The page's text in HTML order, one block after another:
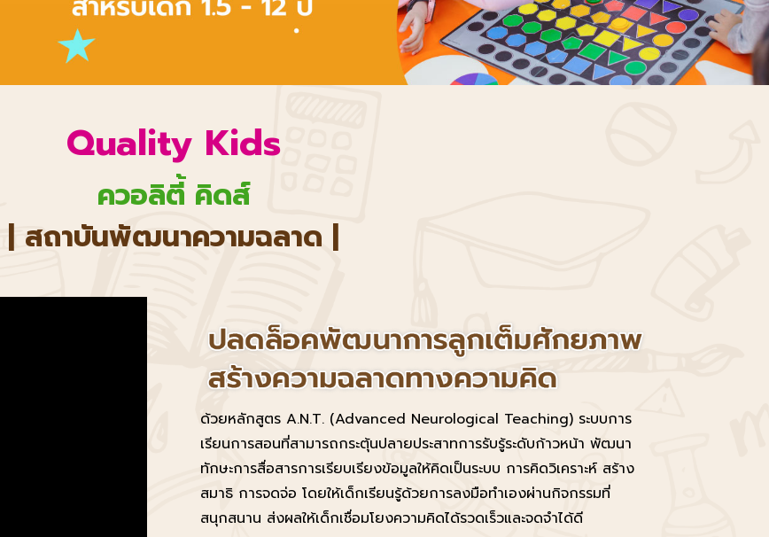
Quality Kids
ควอลิตี้ คิดส์
| สถาบันพัฒนาความฉลาด |
ด้วยหลักสูตร A.N.T. (Advanced Neurological Teaching) ระบบการ
เรียนการสอนที่สามารถกระตุ้นปลายประสาทการรับรู้ระดับก้าวหน้า พัฒนา
ทักษะการสื่อสารการเรียบเรียงข้อมูลให้คิดเป็นระบบ การคิดวิเคราะห์ สร้าง
สมาธิ การจดจ่อ โดยให้เด็กเรียนรู้ด้วยการลงมือทำเองผ่านกิจกรรมที่
สนุกสนาน ส่งผลให้เด็กเชื่อมโยงความคิดได้รวดเร็วและจดจำได้ดี